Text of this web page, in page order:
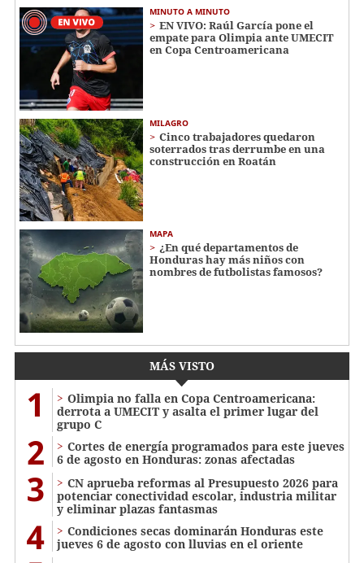
MINUTO A MINUTO
EN VIVO: Raúl García pone el
empate para Olimpia ante UMECIT
en Copa Centroamericana
MILAGRO
Cinco trabajadores quedaron
soterrados tras derrumbe en una
construcción en Roatán
MAPA
¿En qué departamentos de
Honduras hay más niños con
nombres de futbolistas famosos?
MÁS VISTO
1
Olimpia no falla en Copa Centroamericana:
derrota a UMECIT y asalta el primer lugar del
grupo C
2
Cortes de energía programados para este jueves
6 de agosto en Honduras: zonas afectadas
3
CN aprueba reformas al Presupuesto 2026 para
potenciar conectividad escolar, industria militar
y eliminar plazas fantasmas
4
Condiciones secas dominarán Honduras este
jueves 6 de agosto con lluvias en el oriente